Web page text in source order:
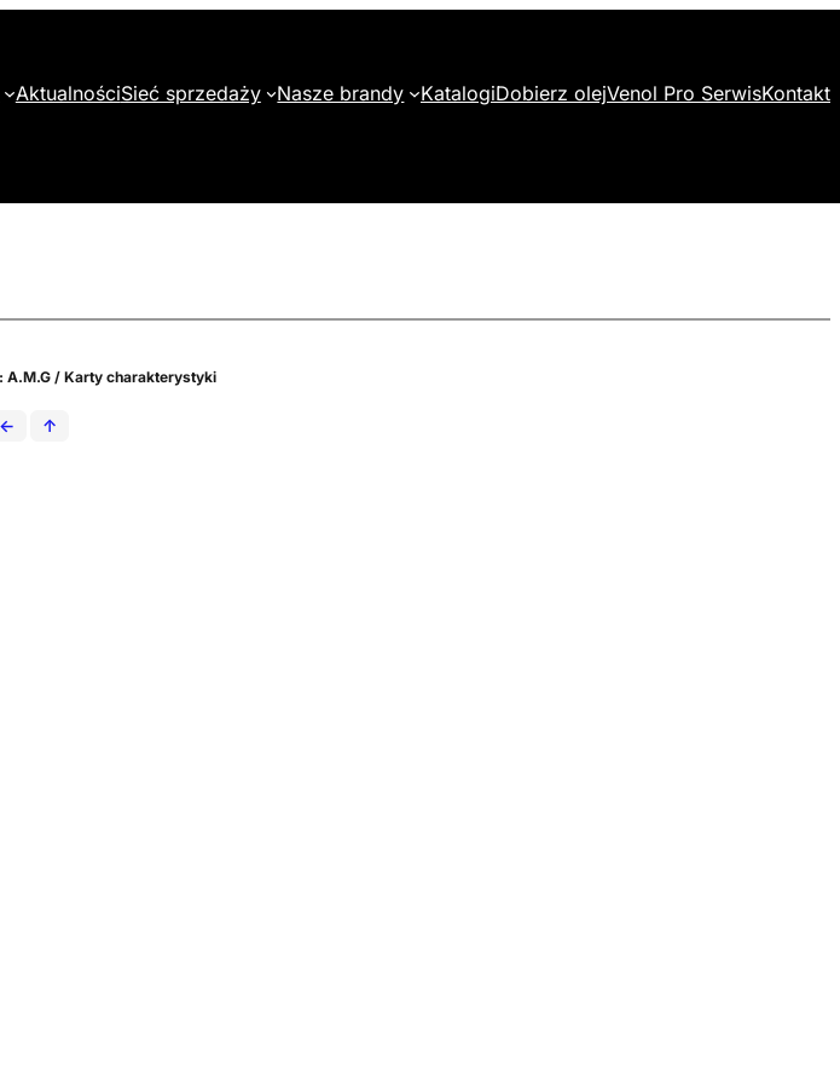
AktualnościSieć sprzedaży Nasze brandy KatalogiDobierz olejVenol Pro SerwisKontakt
A.M.G / Karty charakterystyki
← ↑